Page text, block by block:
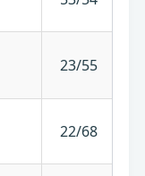
23/55
22/68